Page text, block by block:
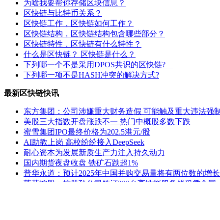
为啥我要帮你存储区块信息？
区快链与比特币关系？
区快链工作，区快链如何工作？
区快链结构，区快链结构包含哪些部分？
区快链特性，区快链有什么特性？
什么是区快链？ 区快链是什么？
下列哪一个不是采用DPOS共识的区快链?
下列哪一项不是HASH冲突的解决方式?
最新区快链快讯
东方集团：公司涉嫌重大财务造假 可能触及重大违法强
美股三大指数开盘涨跌不一 热门中概股多数下跌
蜜雪集团IPO最终价格为202.5港元/股
AI助教上岗 高校纷纷接入DeepSeek
耐心资本为发展新质生产力注入持久动力
国内期货夜盘收盘 铁矿石跌超1%
普华永道：预计2025年中国并购交易量将有两位数的增长
莲花控股：控股孙公司签订200台高性能服务器租赁合同